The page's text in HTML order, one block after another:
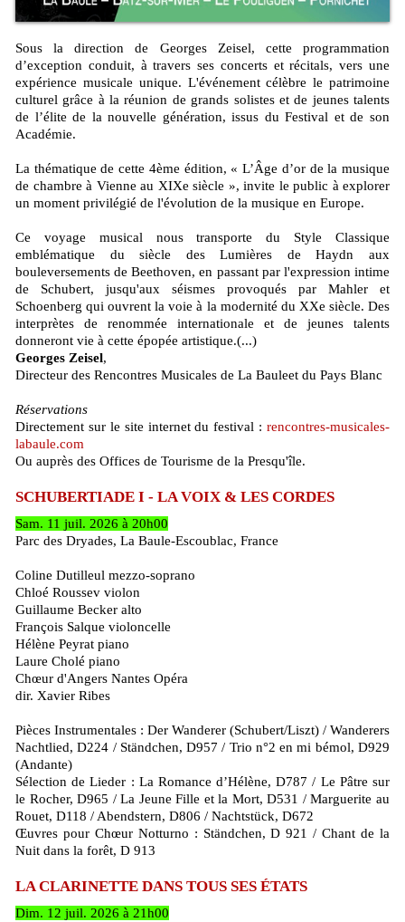
Sous la direction de Georges Zeisel, cette programmation
d’exception conduit, à travers ses concerts et récitals, vers une
expérience musicale unique. L'événement célèbre le patrimoine
culturel grâce à la réunion de grands solistes et de jeunes talents
de l’élite de la nouvelle génération, issus du Festival et de son
Académie.
La thématique de cette 4ème édition, « L’Âge d’or de la musique
de chambre à Vienne au XIXe siècle », invite le public à explorer
un moment privilégié de l'évolution de la musique en Europe.
Ce voyage musical nous transporte du Style Classique
emblématique du siècle des Lumières de Haydn aux
bouleversements de Beethoven, en passant par l'expression intime
de Schubert, jusqu'aux séismes provoqués par Mahler et
Schoenberg qui ouvrent la voie à la modernité du XXe siècle. Des
interprètes de renommée internationale et de jeunes talents
donneront vie à cette épopée artistique.(...)
Georges Zeisel,
Directeur des Rencontres Musicales de La Bauleet du Pays Blanc
Réservations
Directement sur le site internet du festival : rencontres-musicales-
labaule.com
Ou auprès des Offices de Tourisme de la Presqu'île.
SCHUBERTIADE I - LA VOIX & LES CORDES
Sam. 11 juil. 2026 à 20h00
Parc des Dryades, La Baule-Escoublac, France
Coline Dutilleul mezzo-soprano
Chloé Roussev violon
Guillaume Becker alto
François Salque violoncelle
Hélène Peyrat piano
Laure Cholé piano
Chœur d'Angers Nantes Opéra
dir. Xavier Ribes
Pièces Instrumentales : Der Wanderer (Schubert/Liszt) / Wanderers
Nachtlied, D224 / Ständchen, D957 / Trio n°2 en mi bémol, D929
(Andante)
Sélection de Lieder : La Romance d’Hélène, D787 / Le Pâtre sur
le Rocher, D965 / La Jeune Fille et la Mort, D531 / Marguerite au
Rouet, D118 / Abendstern, D806 / Nachtstück, D672
Œuvres pour Chœur Notturno : Ständchen, D 921 / Chant de la
Nuit dans la forêt, D 913
LA CLARINETTE DANS TOUS SES ÉTATS
Dim. 12 juil. 2026 à 21h00